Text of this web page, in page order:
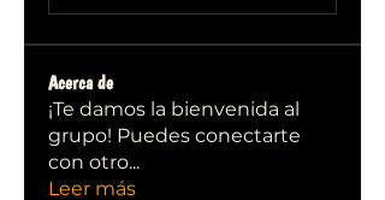
Acerca de
¡Te damos la bienvenida al
grupo! Puedes conectarte
con otro...
Leer más